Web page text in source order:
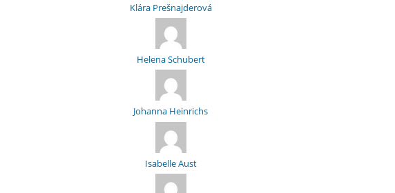
Klára Prešnajderová
Helena Schubert
Johanna Heinrichs
Isabelle Aust